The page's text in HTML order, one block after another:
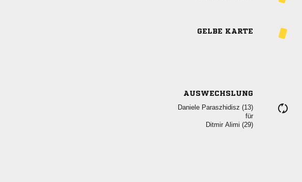
GELBE KARTE
AUSWECHSLUNG
  
für
  